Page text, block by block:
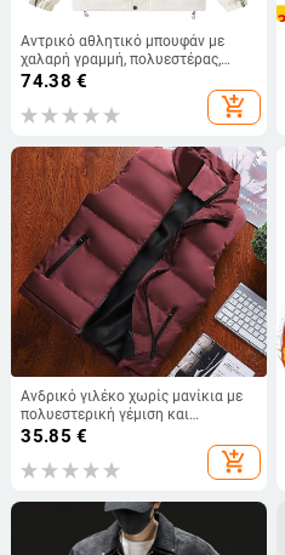
Αντρικό αθλητικό μπουφάν με
χαλαρή γραμμή, πολυεστέρας,
κουκούλα και φερμουάρ, για
74.38 €
add_shopping_cart
Ανδρικό γιλέκο χωρίς μανίκια με
πολυεστερική γέμιση και
επένδυση από πολυεστέρα, χωρίς
κουκούλα, κορεατικό στυλ, ίσιο
τελείωμα, πλαϊνές τσέπες
35.85 €
add_shopping_cart